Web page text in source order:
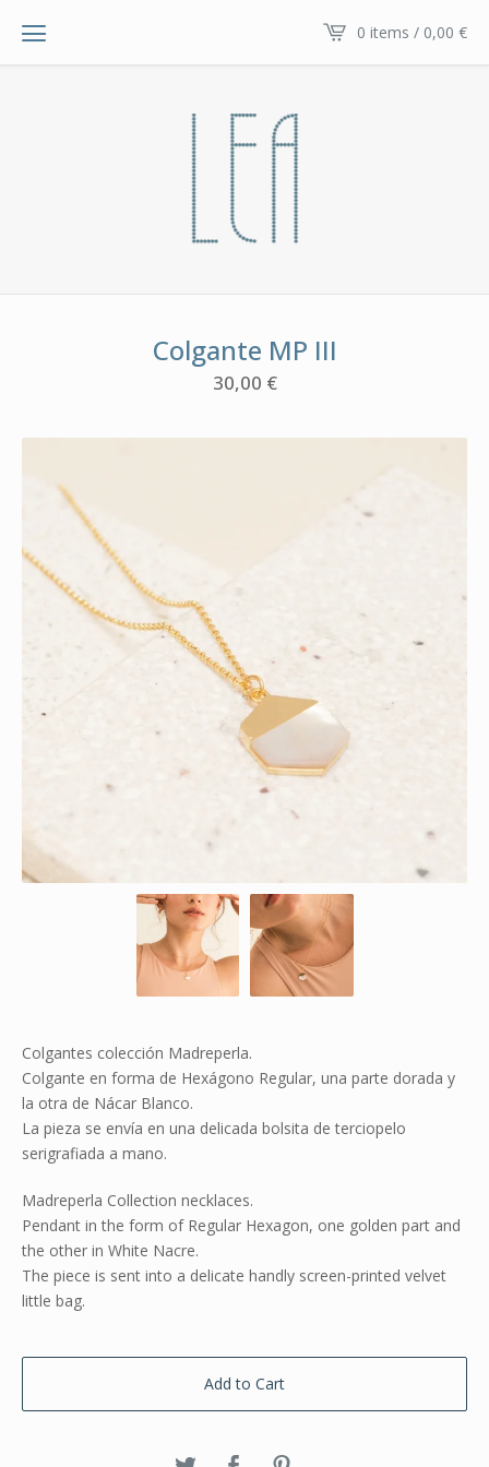
0 items / 0,00 €
Colgante MP III
30,00 €
Colgantes colección Madreperla.
Colgante en forma de Hexágono Regular, una parte dorada y
la otra de Nácar Blanco.
La pieza se envía en una delicada bolsita de terciopelo
serigrafiada a mano.
Madreperla Collection necklaces.
Pendant in the form of Regular Hexagon, one golden part and
the other in White Nacre.
The piece is sent into a delicate handly screen-printed velvet
little bag.
Add to Cart